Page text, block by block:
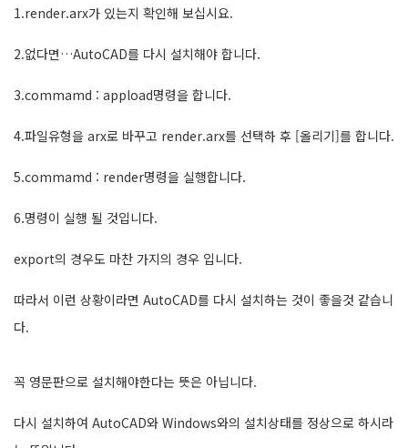
1.render.arx가 있는지 확인해 보십시요.
2.없다면…AutoCAD를 다시 설치해야 합니다.
3.commamd : appload명령을 합니다.
4.파일유형을 arx로 바꾸고 render.arx를 선택하 후 [올리기]를 합니다.
5.commamd : render명령을 실행합니다.
6.명령이 실행 될 것입니다.
export의 경우도 마찬 가지의 경우 입니다.
따라서 이런 상황이라면 AutoCAD를 다시 설치하는 것이 좋을것 같습니
다.
꼭 영문판으로 설치해야한다는 뜻은 아닙니다.
다시 설치하여 AutoCAD와 Windows와의 설치상태를 정상으로 하시라